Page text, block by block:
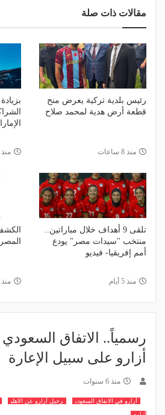
مقالات ذات صلة
رئيس بلدية تركية يعرض منح
قطعة أرض هدية لمحمد صلاح
منذ 8 ساعات منذ
تلقى 9 أهداف خلال مباراتين..
منتخب "سيدات مصر" يودع
أمم إفريقيا- فيديو
منذ 5 أيام
رسمياً.. الاتفاق
أزارو على سبيل الإعارة
منذ 6 سنوات
أزارو في الاتفاق السعودي رحيل أزارو عن الاهلي